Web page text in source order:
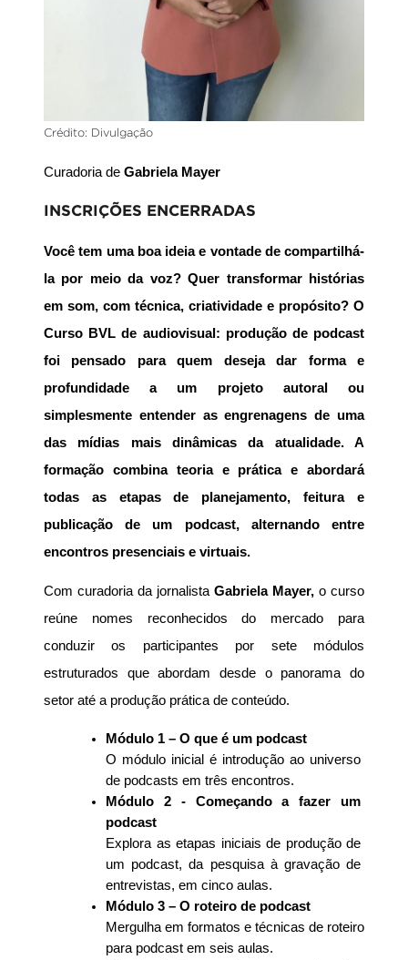
Crédito: Divulgação
Curadoria de Gabriela Mayer
INSCRIÇÕES ENCERRADAS
Você tem uma boa ideia e vontade de compartilhá-
la por meio da voz? Quer transformar histórias
em som, com técnica, criatividade e propósito? O
Curso BVL de audiovisual: produção de podcast
foi pensado para quem deseja dar forma e
profundidade a um projeto autoral ou
simplesmente entender as engrenagens de uma
das mídias mais dinâmicas da atualidade. A
formação combina teoria e prática e abordará
todas as etapas de planejamento, feitura e
publicação de um podcast, alternando entre
encontros presenciais e virtuais.
Com curadoria da jornalista Gabriela Mayer, o curso
reúne nomes reconhecidos do mercado para
conduzir os participantes por sete módulos
estruturados que abordam desde o panorama do
setor até a produção prática de conteúdo.
Módulo 1 – O que é um podcast
O módulo inicial é introdução ao universo
de podcasts em três encontros.
Módulo 2 - Começando a fazer um
podcast
Explora as etapas iniciais de produção de
um podcast, da pesquisa à gravação de
entrevistas, em cinco aulas.
Módulo 3 – O roteiro de podcast
Mergulha em formatos e técnicas de roteiro
para podcast em seis aulas.